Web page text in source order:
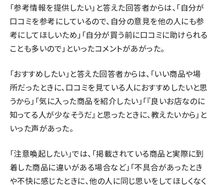
「参考情報を提供したい」と答えた回答者からは、「自分が
口コミを参考にしているので、自分の意見を他の人にも参
考にしてほしいため」「自分が買う前に口コミに助けられる
ことも多いので」といったコメントがあがった。
「おすすめしたい」と答えた回答者からは、「いい商品や場
所だったときに、口コミを見ている人におすすめしたいと思
うから」「気に入った商品を紹介したい」「『良いお店なのに
知ってる人が少なそうだ』と思ったときに、教えたいから」と
いった声があった。
「注意喚起したい」では、「掲載されている商品と実際に到
着した商品に違いがある場合など」「不具合があったとき
や不快に感じたときに、他の人に同じ思いをしてほしくなく